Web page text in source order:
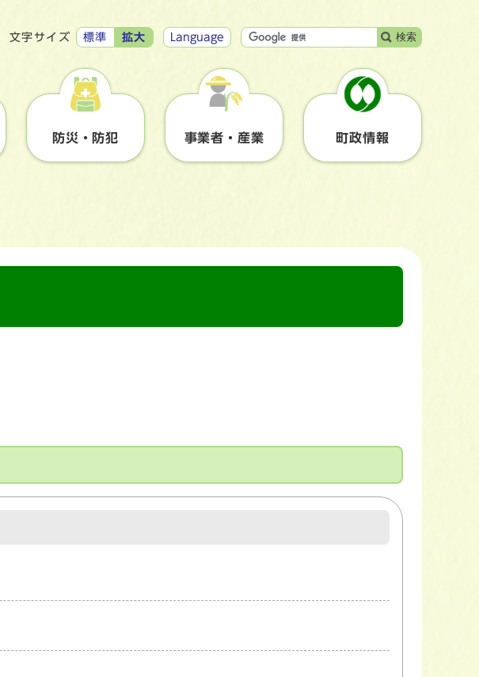
文字サイズ 標準 拡大 Language 検索
防災・防犯 事業者・産業 町政情報